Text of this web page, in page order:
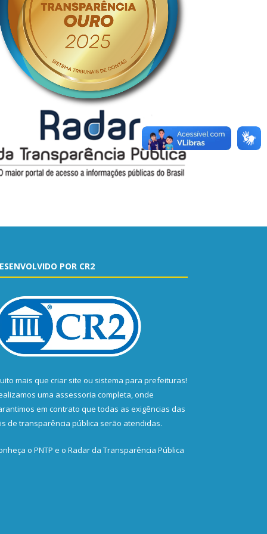
POR CR2
mais que criar site ou sistema para prefeituras!
uma assessoria completa, onde
em contrato que todas as exigências das
de transparência pública serão atendidas.
o PNTP e o Radar da Transparência Pública